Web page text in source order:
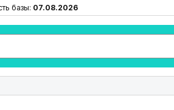
базы: 07.08.2026